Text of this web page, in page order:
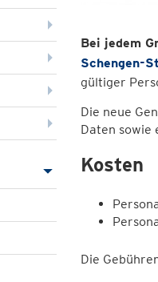
Bei jedem
Schengen-
gültiger
Die neue
Daten sowie
Kosten
Die